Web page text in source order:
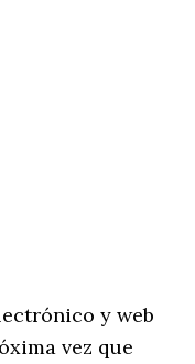
y web
vez que